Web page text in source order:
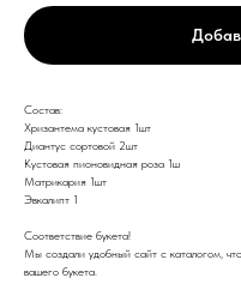
Состав:
Хризантема кустовая 1шт
Диантус сортовой 2шт
Кустовая пионовидная роза 1ш
Матрикария 1шт
Эвкалипт 1
Соответствие букета!
Мы создали удобный сайт с каталогом,
вашего букета.